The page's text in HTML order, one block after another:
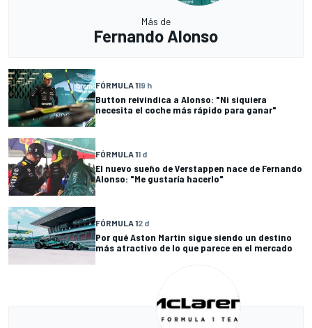
Más de
Fernando Alonso
FÓRMULA 119 h
Button reivindica a Alonso: "Ni siquiera
necesita el coche más rápido para ganar"
FÓRMULA 11 d
El nuevo sueño de Verstappen nace de Fernando
Alonso: "Me gustaría hacerlo"
FÓRMULA 12 d
Por qué Aston Martin sigue siendo un destino
más atractivo de lo que parece en el mercado